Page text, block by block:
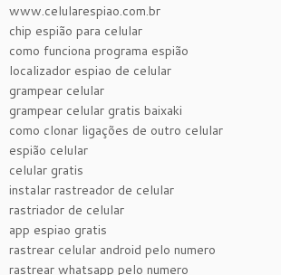
www.celularespiao.com.br
chip espião para celular
como funciona programa espião
localizador espiao de celular
grampear celular
grampear celular gratis baixaki
como clonar ligações de outro celular
espião celular
celular gratis
instalar rastreador de celular
rastriador de celular
app espiao gratis
rastrear celular android pelo numero
rastrear whatsapp pelo numero